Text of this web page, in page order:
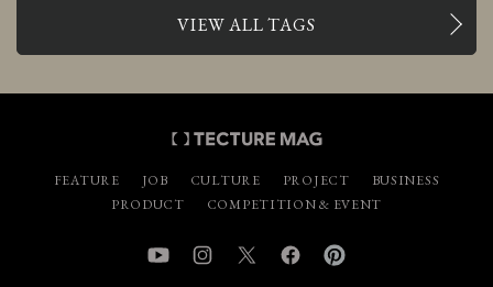
VIEW ALL TAGS
FEATURE JOB CULTURE PROJECT
BUSINESS
PRODUCT
COMPETITION & EVENT
YouTube InstagramTwitter Facebook